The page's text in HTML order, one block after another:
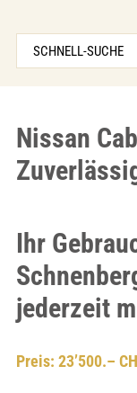
Nissan
Ihr
jederzeit
Preis: 23’500.–